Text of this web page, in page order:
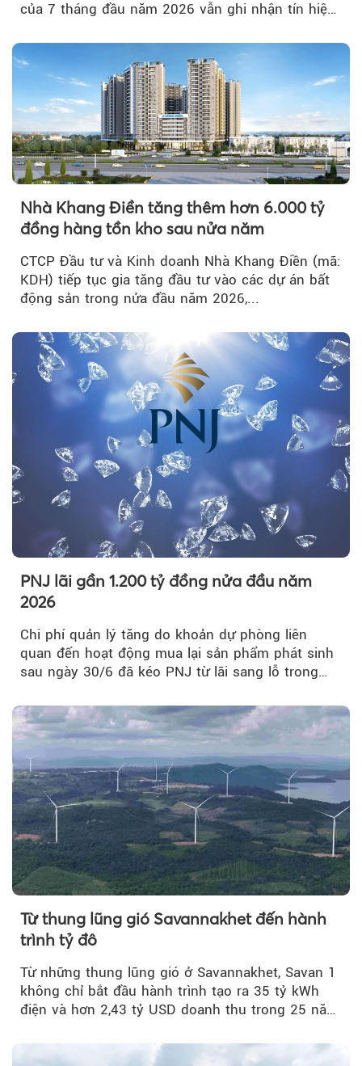
của 7 tháng đầu năm 2026 vẫn ghi nhận tín hiệu
Nhà Khang Điền tăng thêm hơn 6.000 tỷ
đồng hàng tồn kho sau nửa năm
CTCP Đầu tư và Kinh doanh Nhà Khang Điền (mã:
KDH) tiếp tục gia tăng đầu tư vào các dự án bất
động sản trong nửa đầu năm 2026,...
PNJ lãi gần 1.200 tỷ đồng nửa đầu năm
2026
Chi phí quản lý tăng do khoản dự phòng liên
quan đến hoạt động mua lại sản phẩm phát sinh
sau ngày 30/6 đã kéo PNJ từ lãi sang lỗ trong
Từ thung lũng gió Savannakhet đến hành
trình tỷ đô
Từ những thung lũng gió ở Savannakhet, Savan 1
không chỉ bắt đầu hành trình tạo ra 35 tỷ kWh
điện và hơn 2,43 tỷ USD doanh thu trong 25 năm